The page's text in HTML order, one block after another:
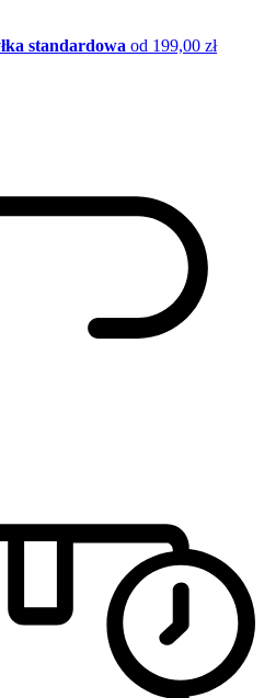
standardowa od 199,00 zł